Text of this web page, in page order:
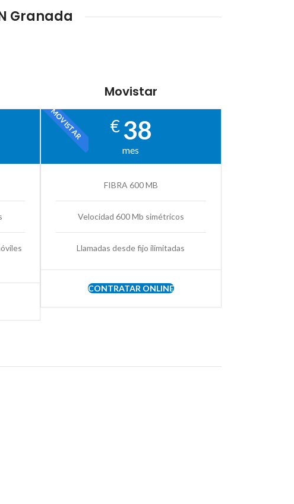
Granada
Movistar
MOVISTAR €38
mes
FIBRA 600 MB
Velocidad 600 Mb simétricos
Llamadas desde fijo ilimitadas
CONTRATAR ONLINE